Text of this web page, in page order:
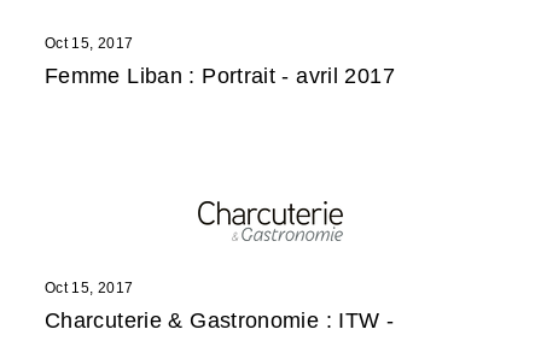
Oct 15, 2017
Femme Liban : Portrait - avril 2017
Oct 15, 2017
Charcuterie & Gastronomie : ITW -